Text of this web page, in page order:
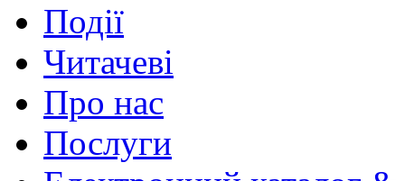
Події
Читачеві
Про нас
Послуги